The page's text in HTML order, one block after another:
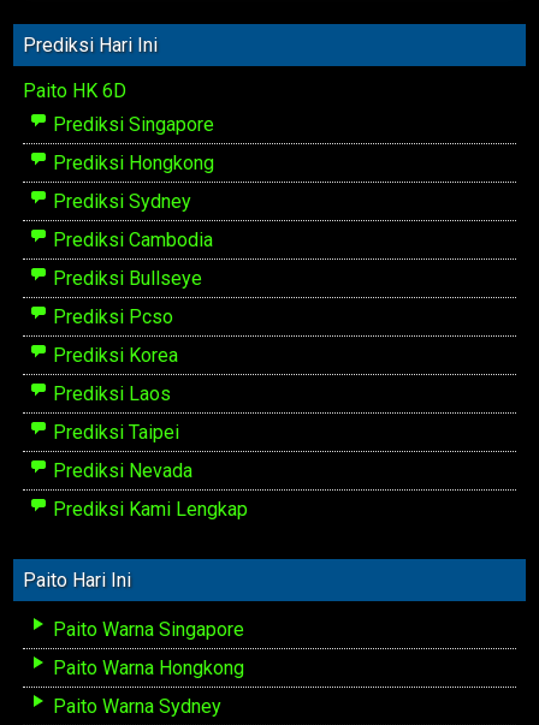
Prediksi Hari Ini
Paito HK 6D
Prediksi Singapore
Prediksi Hongkong
Prediksi Sydney
Prediksi Cambodia
Prediksi Bullseye
Prediksi Pcso
Prediksi Korea
Prediksi Laos
Prediksi Taipei
Prediksi Nevada
Prediksi Kami Lengkap
Paito Hari Ini
Paito Warna Singapore
Paito Warna Hongkong
Paito Warna Sydney